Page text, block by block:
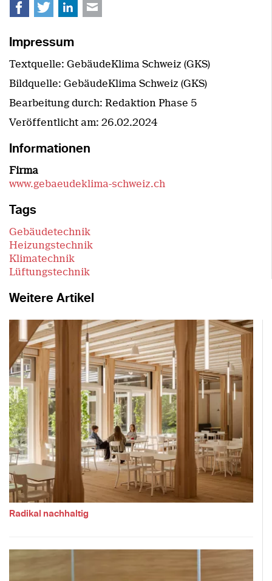
Facebook
TwitterLinkedIn
E-mail
Impressum
Textquelle: GebäudeKlima Schweiz (GKS)
Bildquelle: GebäudeKlima Schweiz (GKS)
Bearbeitung durch: Redaktion Phase 5
Veröffentlicht am: 26.02.2024
Informationen
Firma
www.gebaeudeklima-schweiz.ch
Tags
Gebäudetechnik
Heizungstechnik
Klimatechnik
Lüftungstechnik
Weitere Artikel
Radikal nachhaltig